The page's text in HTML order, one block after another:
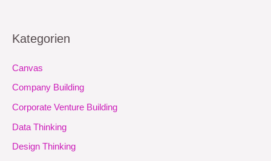
Kategorien
Canvas
Company Building
Corporate Venture Building
Data Thinking
Design Thinking